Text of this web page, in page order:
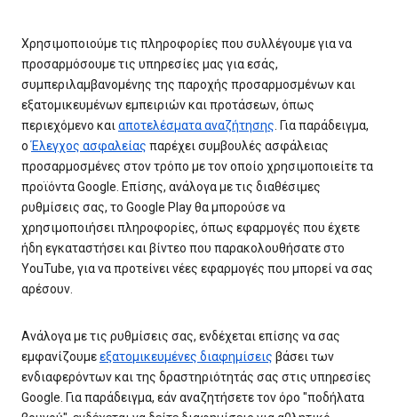
Χρησιμοποιούμε τις πληροφορίες που συλλέγουμε για να
προσαρμόσουμε τις υπηρεσίες μας για εσάς,
συμπεριλαμβανομένης της παροχής προσαρμοσμένων και
εξατομικευμένων εμπειριών και προτάσεων, όπως
περιεχόμενο και αποτελέσματα αναζήτησης . Για παράδειγμα,
οΈλεγχος ασφαλείας παρέχει συμβουλές ασφάλειας
προσαρμοσμένες στον τρόπο με τον οποίο χρησιμοποιείτε τα
προϊόντα Google. Επίσης, ανάλογα με τις διαθέσιμες
ρυθμίσεις σας, το Google Play θα μπορούσε να
χρησιμοποιήσει πληροφορίες, όπως εφαρμογές που έχετε
ήδη εγκαταστήσει και βίντεο που παρακολουθήσατε στο
YouTube, για να προτείνει νέες εφαρμογές που μπορεί να σας
αρέσουν.
Ανάλογα με τις ρυθμίσεις σας, ενδέχεται επίσης να σας
εμφανίζουμεεξατομικευμένες διαφημίσεις βάσει των
ενδιαφερόντων και της δραστηριότητάς σας στις υπηρεσίες
Google. Για παράδειγμα, εάν αναζητήσετε τον όρο "ποδήλατα